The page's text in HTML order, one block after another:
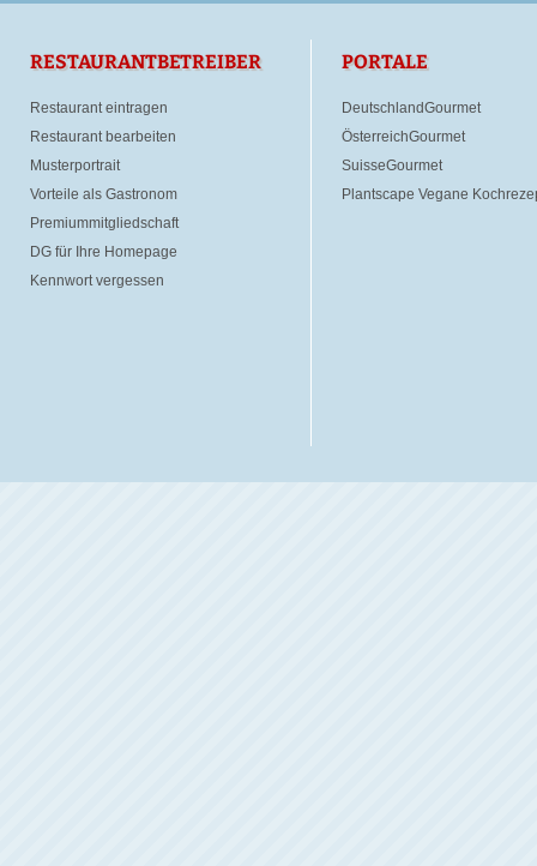
RESTAURANTBETREIBER
Restaurant eintragen
Restaurant bearbeiten
Musterportrait
Vorteile als Gastronom
Premiummitgliedschaft
DG für Ihre Homepage
Kennwort vergessen
PORTALE
DeutschlandGourmet
ÖsterreichGourmet
SuisseGourmet
Plantscape Vegane